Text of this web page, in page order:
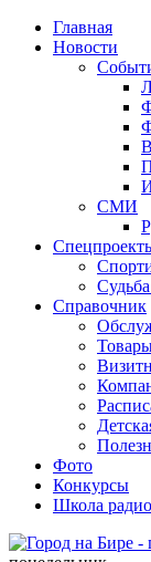
Главная
Новости
СМИ
Справочник
Фото
Конкурсы
Школа радио